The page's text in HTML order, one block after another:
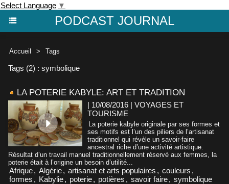
Select Language ▼
PODCAST JOURNAL
Accueil > Tags
Tags (2) : symbolique
LA POTERIE KABYLE: ART ET TRADITION
| 10/08/2016 | VOYAGES ET
TOURISME
La poterie kabyle originale par ses formes et
ses motifs est l’un des piliers de l’artisanat
traditionnel qui révèle un savoir-faire
ancestral riche d’une activité artistique.
Résultat d’un travail manuel traditionnellement réservé aux femmes, la
poterie était à l’origine un besoin d’utilité...
Afrique, Algérie, artisanat et arts populaires , couleurs ,
formes , Kabylie, poterie, potières , savoir faire, symbolique